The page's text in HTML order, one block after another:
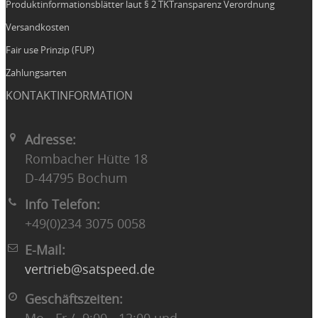
Produktinformationsblätter laut § 2 TKTransparenz Verordnung
Versandkosten
Fair use Prinzip (FUP)
Zahlungsarten
KONTAKTINFORMATION
Adresse:
Rombacher Hütte 18
D-44795 Bochum
Info Telefon:
+49(0)234 3075 0058
E-Mail:
vertrieb@satspeed.de
Geschäftszeiten: